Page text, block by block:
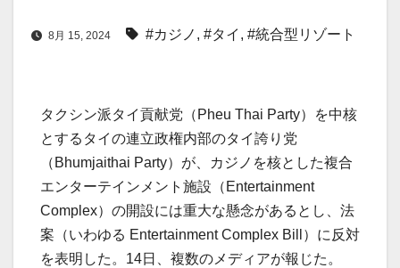
8月 15, 2024 #カジノ , #タイ , #統合型リゾート
タクシン派タイ貢献党（Pheu Thai Party）を中核
とするタイの連立政権内部のタイ誇り党
（Bhumjaithai Party）が、カジノを核とした複合
エンターテインメント施設（Entertainment
Complex）の開設には重大な懸念があるとし、法
案（いわゆる Entertainment Complex Bill）に反対
を表明した。14日、複数のメディアが報じた。